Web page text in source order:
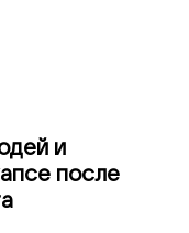
и
после